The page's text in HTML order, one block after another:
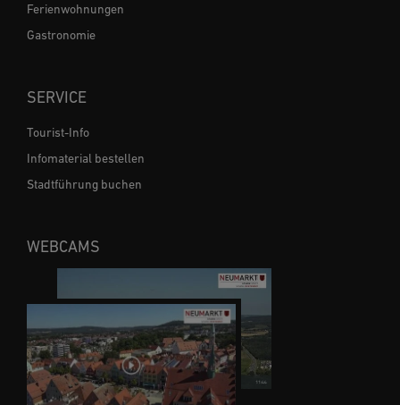
Ferienwohnungen
Gastronomie
SERVICE
Tourist-Info
Infomaterial bestellen
Stadtführung buchen
WEBCAMS